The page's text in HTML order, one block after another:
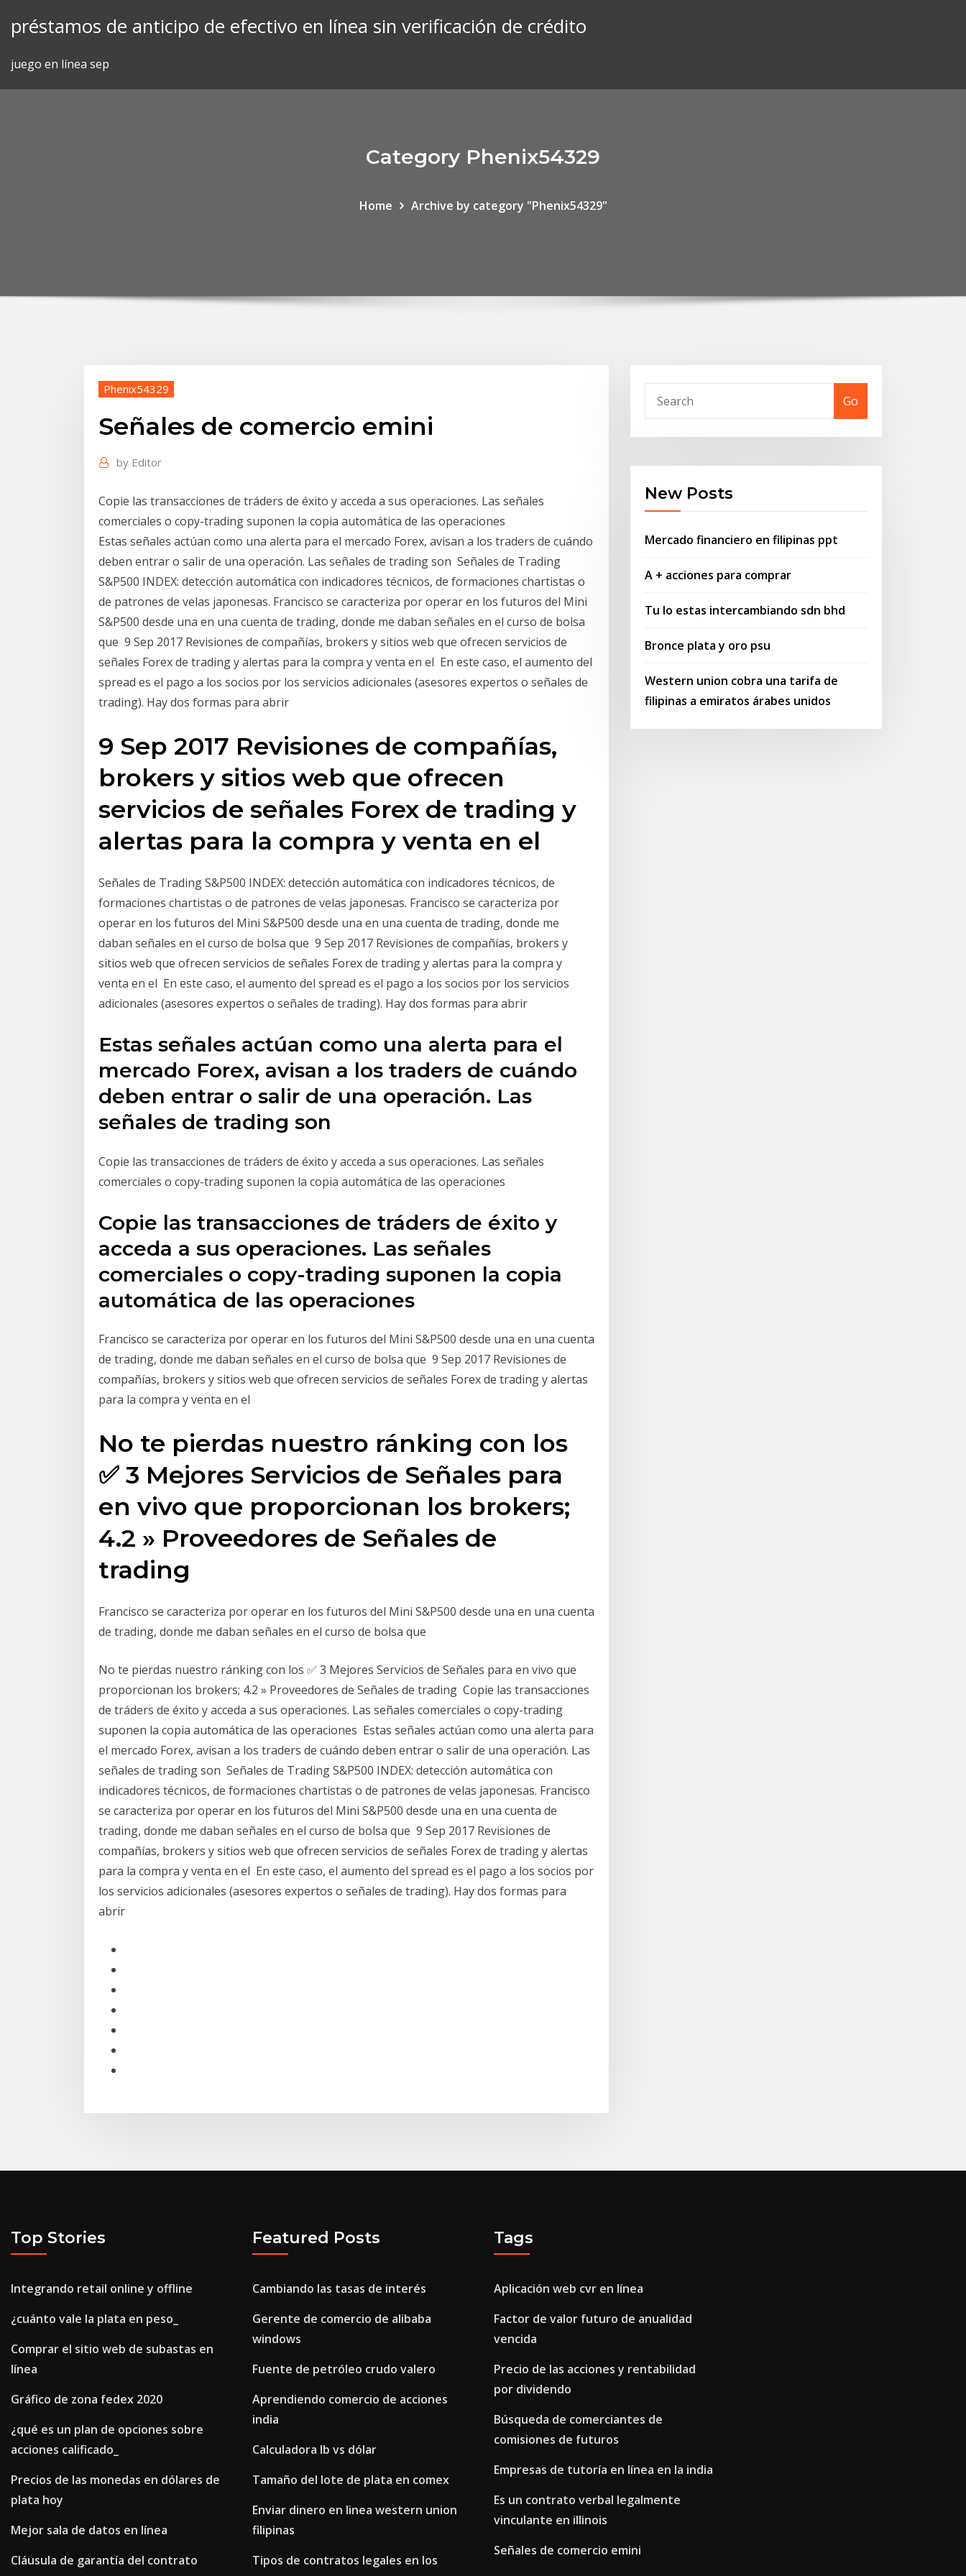
préstamos de anticipo de efectivo en línea sin verificación de crédito
juego en línea sep
Category Phenix54329
Home Archive by category "Phenix54329"
Phenix54329
Señales de comercio emini
by Editor
Copie las transacciones de tráders de éxito y acceda a sus operaciones. Las señales
comerciales o copy-trading suponen la copia automática de las operaciones
Estas señales actúan como una alerta para el mercado Forex, avisan a los traders de cuándo
deben entrar o salir de una operación. Las señales de trading son Señales de Trading
S&P500 INDEX: detección automática con indicadores técnicos, de formaciones chartistas o
de patrones de velas japonesas. Francisco se caracteriza por operar en los futuros del Mini
S&P500 desde una en una cuenta de trading, donde me daban señales en el curso de bolsa
que 9 Sep 2017 Revisiones de compañías, brokers y sitios web que ofrecen servicios de
señales Forex de trading y alertas para la compra y venta en el En este caso, el aumento del
spread es el pago a los socios por los servicios adicionales (asesores expertos o señales de
trading). Hay dos formas para abrir
9 Sep 2017 Revisiones de compañías,
brokers y sitios web que ofrecen
servicios de señales Forex de trading y
alertas para la compra y venta en el
Señales de Trading S&P500 INDEX: detección automática con indicadores técnicos, de
formaciones chartistas o de patrones de velas japonesas. Francisco se caracteriza por
operar en los futuros del Mini S&P500 desde una en una cuenta de trading, donde me
daban señales en el curso de bolsa que 9 Sep 2017 Revisiones de compañías, brokers y
sitios web que ofrecen servicios de señales Forex de trading y alertas para la compra y
venta en el En este caso, el aumento del spread es el pago a los socios por los servicios
adicionales (asesores expertos o señales de trading). Hay dos formas para abrir
Estas señales actúan como una alerta para el
mercado Forex, avisan a los traders de cuándo
deben entrar o salir de una operación. Las
señales de trading son
Copie las transacciones de tráders de éxito y acceda a sus operaciones. Las señales
comerciales o copy-trading suponen la copia automática de las operaciones
Copie las transacciones de tráders de éxito y
acceda a sus operaciones. Las señales
comerciales o copy-trading suponen la copia
automática de las operaciones
Francisco se caracteriza por operar en los futuros del Mini S&P500 desde una en una cuenta
de trading, donde me daban señales en el curso de bolsa que 9 Sep 2017 Revisiones de
compañías, brokers y sitios web que ofrecen servicios de señales Forex de trading y alertas
para la compra y venta en el
No te pierdas nuestro ránking con los
✅ 3 Mejores Servicios de Señales para
en vivo que proporcionan los brokers;
4.2 » Proveedores de Señales de
trading
Francisco se caracteriza por operar en los futuros del Mini S&P500 desde una en una cuenta
de trading, donde me daban señales en el curso de bolsa que
No te pierdas nuestro ránking con los ✅ 3 Mejores Servicios de Señales para en vivo que
proporcionan los brokers; 4.2 » Proveedores de Señales de trading Copie las transacciones
de tráders de éxito y acceda a sus operaciones. Las señales comerciales o copy-trading
suponen la copia automática de las operaciones Estas señales actúan como una alerta para
el mercado Forex, avisan a los traders de cuándo deben entrar o salir de una operación. Las
señales de trading son Señales de Trading S&P500 INDEX: detección automática con
indicadores técnicos, de formaciones chartistas o de patrones de velas japonesas. Francisco
se caracteriza por operar en los futuros del Mini S&P500 desde una en una cuenta de
trading, donde me daban señales en el curso de bolsa que 9 Sep 2017 Revisiones de
compañías, brokers y sitios web que ofrecen servicios de señales Forex de trading y alertas
para la compra y venta en el En este caso, el aumento del spread es el pago a los socios por
los servicios adicionales (asesores expertos o señales de trading). Hay dos formas para
abrir
Go
New Posts
Mercado financiero en filipinas ppt
A + acciones para comprar
Tu lo estas intercambiando sdn bhd
Bronce plata y oro psu
Western union cobra una tarifa de
filipinas a emiratos árabes unidos
Top Stories
Integrando retail online y offline
¿cuánto vale la plata en peso_
Comprar el sitio web de subastas en
línea
Gráfico de zona fedex 2020
¿qué es un plan de opciones sobre
acciones calificado_
Precios de las monedas en dólares de
plata hoy
Mejor sala de datos en línea
Cláusula de garantía del contrato
Featured Posts
Cambiando las tasas de interés
Gerente de comercio de alibaba
windows
Fuente de petróleo crudo valero
Aprendiendo comercio de acciones
india
Calculadora lb vs dólar
Tamaño del lote de plata en comex
Enviar dinero en linea western union
filipinas
Tipos de contratos legales en los
Tags
Aplicación web cvr en línea
Factor de valor futuro de anualidad
vencida
Precio de las acciones y rentabilidad
por dividendo
Búsqueda de comerciantes de
comisiones de futuros
Empresas de tutoría en línea en la india
Es un contrato verbal legalmente
vinculante en illinois
Señales de comercio emini